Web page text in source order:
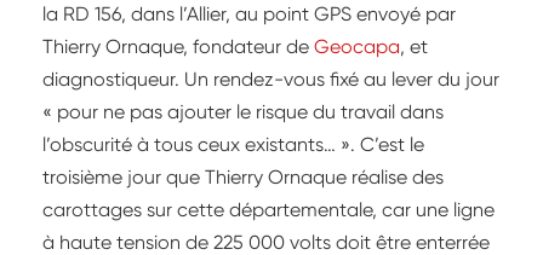
la RD 156, dans l’Allier, au point GPS envoyé par
Thierry Ornaque, fondateur de Geocapa, et
diagnostiqueur. Un rendez-vous fixé au lever du jour
« pour ne pas ajouter le risque du travail dans
l’obscurité à tous ceux existants… ». C’est le
troisième jour que Thierry Ornaque réalise des
carottages sur cette départementale, car une ligne
à haute tension de 225 000 volts doit être enterrée